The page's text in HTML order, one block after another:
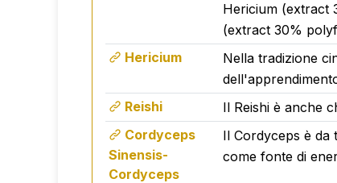
3. Vitamina C + Acerola - un
La vitamina C contribuisce alla
aiuta a proteggere le cellule dallo
promuove la formazione di
🍉 Gusto anguria che rinfresca il
aroma naturale
Hericium (extract
(extract 30%
Hericium
Nella tradizione
Reishi
Il Reishi è anche
Cordyceps
Sinensis-
Cordyceps
Il Cordyceps è da
come fonte di